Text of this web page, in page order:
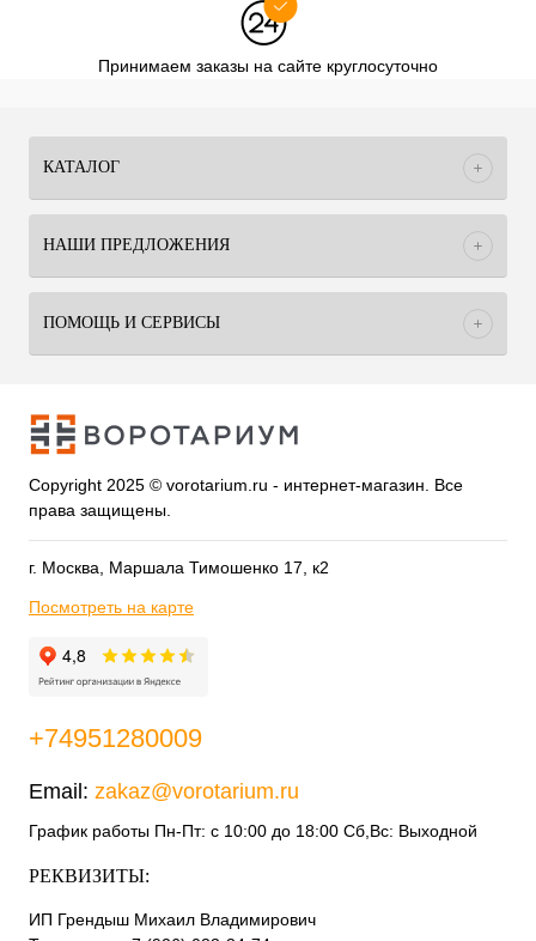
Принимаем заказы на сайте круглосуточно
КАТАЛОГ
НАШИ ПРЕДЛОЖЕНИЯ
ПОМОЩЬ И СЕРВИСЫ
Copyright 2025 © vorotarium.ru - интернет-магазин. Все
права защищены.
г. Москва, Маршала Тимошенко 17, к2
Посмотреть на карте
+74951280009
Email: zakaz@vorotarium.ru
График работы Пн-Пт: с 10:00 до 18:00 Сб,Вс: Выходной
РЕКВИЗИТЫ:
ИП Грендыш Михаил Владимирович